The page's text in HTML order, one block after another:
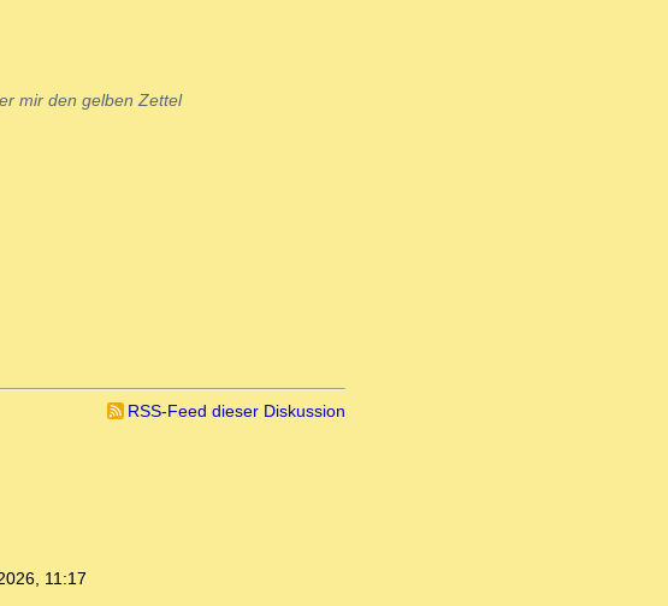
mir den gelben Zettel
RSS-Feed dieser Diskussion
11:17